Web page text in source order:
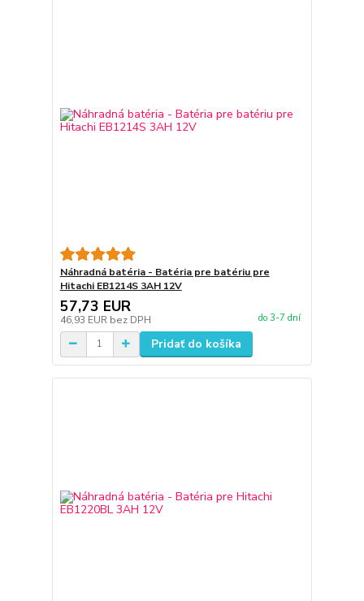
Náhradná batéria - Batéria pre batériu pre
Hitachi EB1214S 3AH 12V
57,73 EUR
46,93 EUR bez DPH do 3-7 dní
Pridať do košíka